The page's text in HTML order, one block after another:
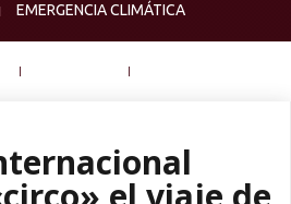
EMERGENCIA CLIMÁTICA